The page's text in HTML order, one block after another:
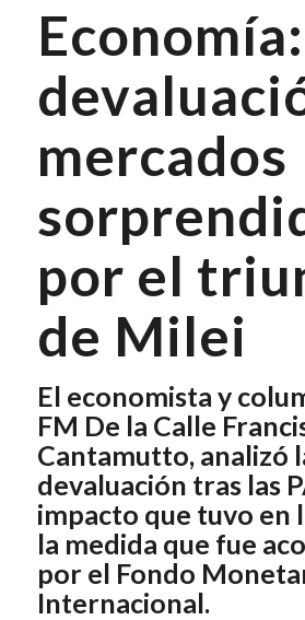
Economía:
mercados
por el
de Milei
El economista y
FM De la Calle
Cantamutto, analizó
devaluación tras las
impacto que tuvo en
la medida que fue
por el Fondo
Internacional.